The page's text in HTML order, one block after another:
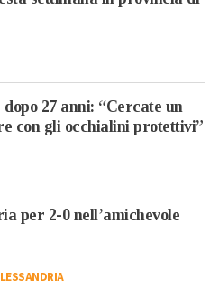
27 anni: “Cercate un
con gli occhialini protettivi”
per 2-0 nell’amichevole